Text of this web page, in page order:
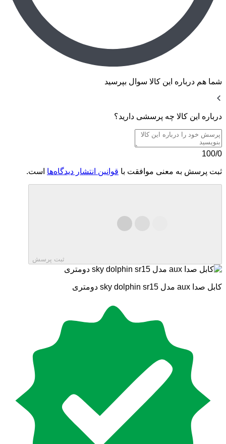
شما هم درباره این کالا سوال بپرسید
درباره این کالا چه پرسشی دارید؟
100/0
ثبت پرسش به معنی موافقت با قوانین انتشار دیدگاه‌ها است.
ثبت پرسش
کابل صدا aux مدل sky dolphin sr15 دومتری